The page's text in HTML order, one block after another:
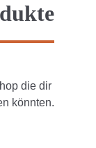
die dir
könnten.